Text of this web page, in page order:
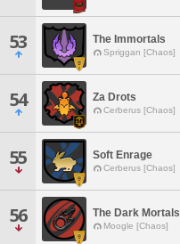
53 The Immortals
Spriggan [Chaos]
54 Za Drots
Cerberus [Chaos]
55 Soft Enrage
Cerberus [Chaos]
56 The Dark Mortals
Moogle [Chaos]